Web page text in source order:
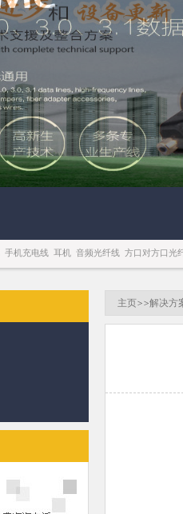
手机充电线 耳机 音频光纤线 方口对方口光
主页>>解决方